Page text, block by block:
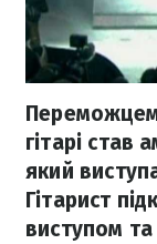
Переможцем
гітарі став
який
Гітарист
виступом